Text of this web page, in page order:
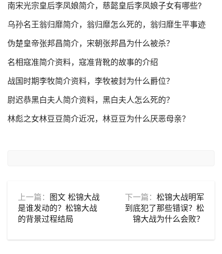
南宋光宗皇后李凤娘简介，慈懿皇后李凤娘子女有哪些?
乌孙名王翁归靡简介，翁归靡怎么死的，翁归靡生平事迹
伪楚皇帝张邦昌简介，宋朝张邦昌为什么被杀？
名相寇准简介资料，寇准背靴的故事的介绍
战国时期李牧简介资料，李牧被封为什么爵位？
尉迟恭黑白夫人简介资料，黑白夫人怎么死的？
林彪之女林豆豆简介近况，林豆豆为什么厌恶母亲？
上一篇： 图文 松锦大战
是谁发动的？松锦大战
的背景过程结局
下一篇： 松锦大战明军
到底犯了那些错误？松
锦大战为什么会败？